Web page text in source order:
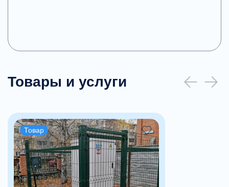
Товары и услуги
Товар